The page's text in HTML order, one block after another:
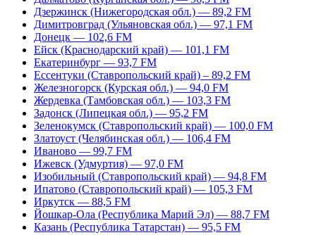
Дзержинск (Нижегородская обл.) — 89,2 FM
Димитровград (Ульяновская обл.) — 97,1 FM
Донецк — 102,6 FM
Ейск (Краснодарский край) — 101,1 FM
Екатеринбург — 93,7 FM
Ессентуки (Ставропольский край) – 89,2 FM
Железногорск (Курская обл.) — 94,0 FM
Жердевка (Тамбовская обл.) — 103,3 FM
Задонск (Липецкая обл.) — 95,2 FM
Зеленокумск (Ставропольский край) — 100,0 FM
Златоуст (Челябинская обл.) — 106,4 FM
Иваново — 99,7 FM
Ижевск (Удмуртия) — 97,0 FM
Изобильный (Ставропольский край) — 94,8 FM
Ипатово (Ставропольский край) — 105,3 FM
Иркутск — 88,5 FM
Йошкар-Ола (Республика Марий Эл) — 88,7 FM
Казань (Республика Татарстан) — 95,5 FM